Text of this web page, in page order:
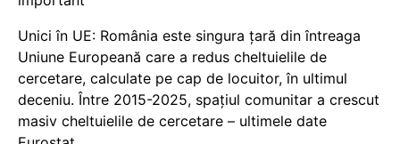
Unici în UE: România este singura țară din întreaga
Uniune Europeană care a redus cheltuielile de
cercetare, calculate pe cap de locuitor, în ultimul
deceniu. Între 2015-2025, spațiul comunitar a crescut
masiv cheltuielile de cercetare – ultimele date